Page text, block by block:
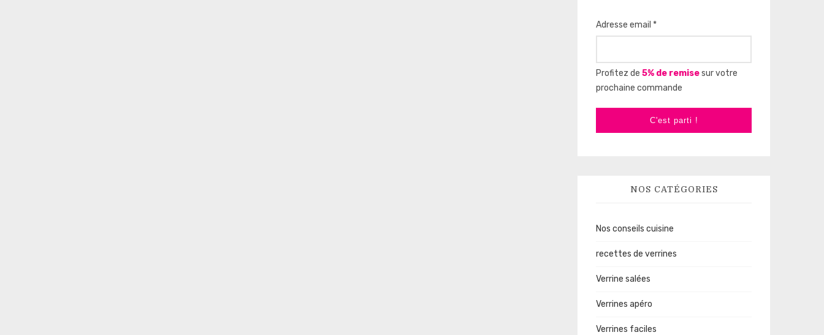
Adresse email *
Profitez de5% de remisesur votre
prochaine commande
C'est parti !
NOS CATÉGORIES
Nos conseils cuisine
recettes de verrines
Verrine salées
Verrines apéro
Verrines faciles